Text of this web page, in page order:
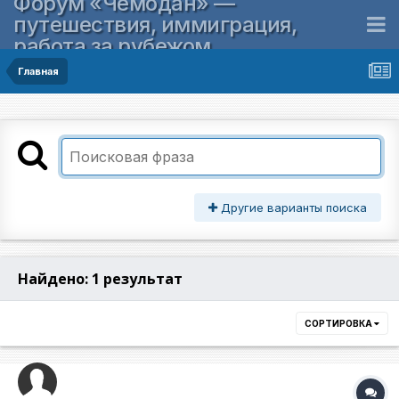
путешествия, иммиграция,
работа за рубежом
Главная
Другие варианты поиска
Найдено: 1 результат
СОРТИРОВКА